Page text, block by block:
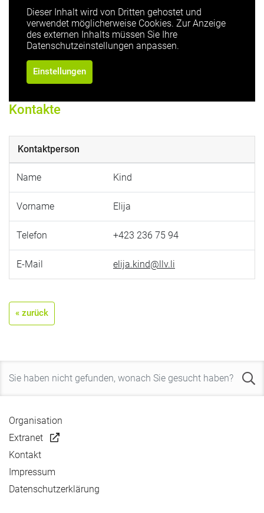
Dieser Inhalt wird von Dritten gehostet und
verwendet möglicherweise Cookies. Zur Anzeige
des externen Inhalts müssen Sie Ihre
Datenschutzeinstellungen anpassen.
Einstellungen
Kontakte
Kontaktperson
Name Kind
Vorname Elija
Telefon +423 236 75 94
E-Mail elija.kind@llv.li
« zurück
Organisation
Extranet
Kontakt
Impressum
Datenschutzerklärung